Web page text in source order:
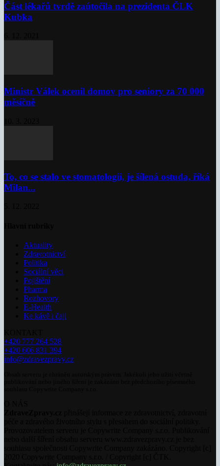
Část lékařů tvrdě zaútočila na prezidenta ČLK
Kubka
Ministr Válek ocenil domov pro seniory za 70 000
měsíčně
To, co se stalo ve stomatologii, je šílená ostuda, říká
Milan...
Aktuality
Zdravotnictví
Politika
Sociální věci
Pojištění
Pharma
Rozhovory
E-Health
Ke kávě i čaji
+420 777 264 528
+420 606 831 394
info@zdravezpravy.cz